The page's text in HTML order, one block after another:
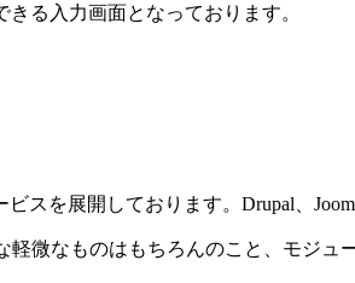
る入力画面となっております。
スを展開しております。Drupal、
軽微なものはもちろんのこと、モジ